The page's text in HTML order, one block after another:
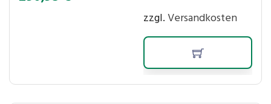
zzgl.Versandkosten